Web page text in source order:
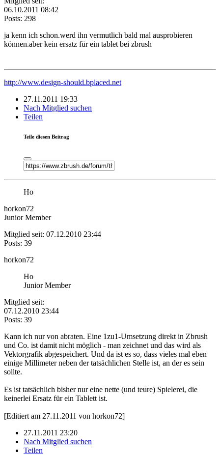
06.10.2011 08:42
Posts: 298
ja kenn ich schon.werd ihn vermutlich bald mal ausprobieren
können.aber kein ersatz für ein tablet bei zbrush
http://www.design-should.bplaced.net
27.11.2011 19:33
Nach Mitglied suchen
Teilen
Teile diesen Beitrag
Ho
horkon72
Junior Member
Mitglied seit: 07.12.2010 23:44
Posts: 39
horkon72
Ho
Junior Member
Mitglied seit:
07.12.2010 23:44
Posts: 39
Kann ich nur von abraten. Eine 1zu1-Umsetzung direkt in Zbrush
und Co. ist damit nicht möglich - man zeichnet und das wird als
Vektorgrafik abgespeichert. Und da ist es so, dass vieles mal eben
einige Millimeter neben der tatsächlichen Stelle ist, an der es sein
sollte.
Es ist tatsächlich bisher nur eine nette (und teure) Spielerei, die
keinerlei Ersatz für ein Tablett ist.
[Editiert am 27.11.2011 von horkon72]
27.11.2011 23:20
Nach Mitglied suchen
Teilen